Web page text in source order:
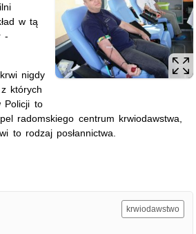
w tą
-
nigdy
których
Policji to
radomskiego centrum krwiodawstwa,
to rodzaj posłannictwa.
krwiodawstwo